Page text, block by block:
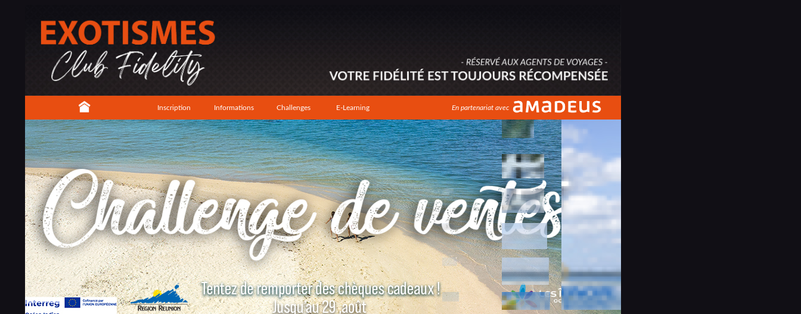
Inscription Informations Challenges E-Learning En partenariat avec